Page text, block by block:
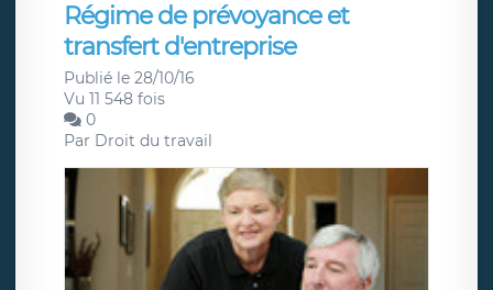
Régime de prévoyance et
transfert d'entreprise
Publié le 28/10/16
Vu 11 548 fois
0
Par Droit du travail